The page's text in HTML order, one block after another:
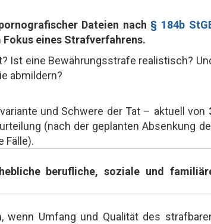
Dateien nach § 184b
eines Strafverfahrens.
Ist eine Bewährungsstrafe realistisch?
abmildern?
und Schwere der Tat – aktuell von
(nach der geplanten Absenkung
Fälle).
berufliche, soziale und
wenn Umfang und Qualität des